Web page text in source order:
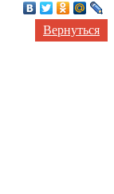
Вернуться